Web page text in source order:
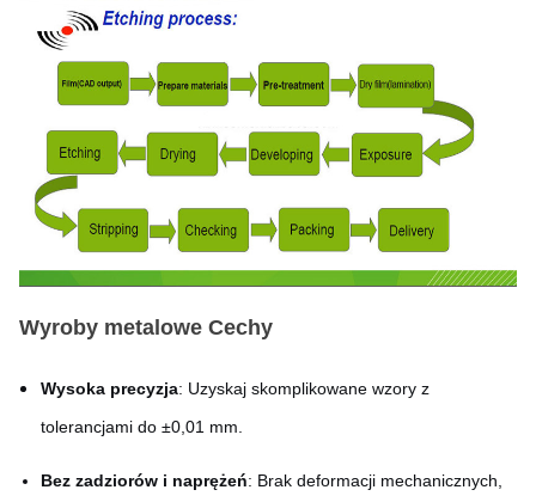
Wyroby metalowe Cechy
Wysoka precyzja: Uzyskaj skomplikowane wzory z
tolerancjami do ±0,01 mm.
Bez zadziorów i naprężeń: Brak deformacji mechanicznych,